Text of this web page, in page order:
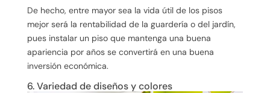
De hecho, entre mayor sea la vida útil de los pisos
mejor será la rentabilidad de la guardería o del jardín,
pues instalar un piso que mantenga una buena
apariencia por años se convertirá en una buena
inversión económica.
6. Variedad de diseños y colores